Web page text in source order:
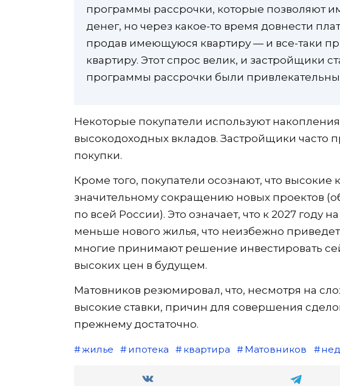
программы рассрочки, которые позволяют
денег, но через какое-то время довнести
продав имеющуюся квартиру — и все-таки
квартиру. Этот спрос велик, и застройщики
программы рассрочки были
Некоторые покупатели используют
высокодоходных вкладов. Застройщики часто
покупки.
Кроме того, покупатели осознают, что
значительному сокращению новых проектов
по всей России). Это означает, что к 2027 году
меньше нового жилья, что неизбежно
многие принимают решение инвестировать
высоких цен в будущем.
Матовников резюмировал, что, несмотря на
высокие ставки, причин для совершения
прежнему достаточно.
жилье ипотека квартира Матовников